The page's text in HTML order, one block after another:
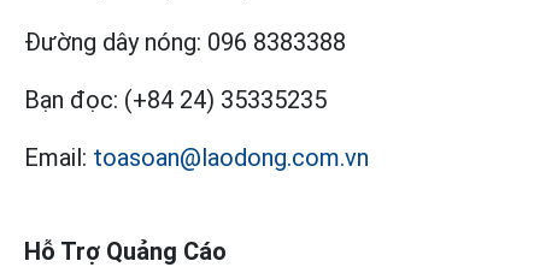
Đường dây nóng: 096 8383388
Bạn đọc: (+84 24) 35335235
Email: toasoan@laodong.com.vn
Hỗ Trợ Quảng Cáo